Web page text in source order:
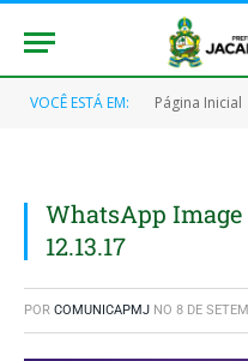
VOCÊ ESTÁ EM: Página Inicial
WhatsApp Image
12.13.17
POR COMUNICAPMJ NO 8 DE